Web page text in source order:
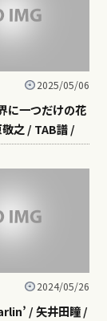
2025/05/06
に一つだけの花
之 / TAB譜 /
2024/05/26
/ 矢井田瞳 /